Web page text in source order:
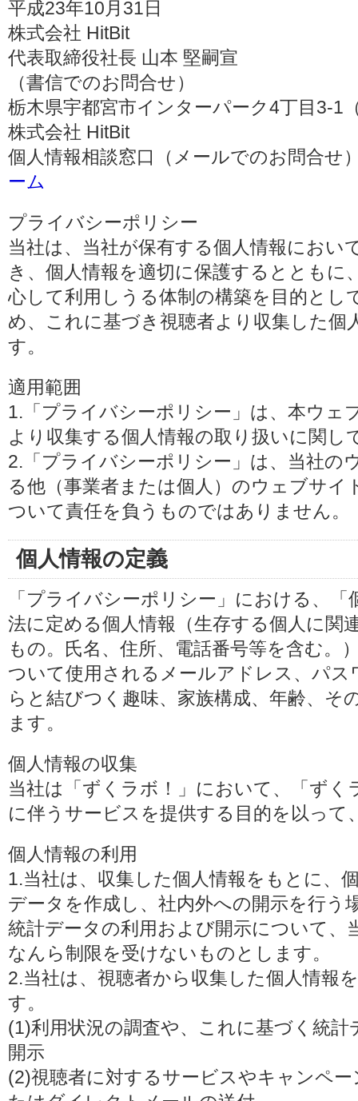
平成23年10月31日
株式会社 HitBit
代表取締役社長 山本 堅嗣宣
（書信でのお問合せ）
栃木県宇都宮市インターパーク4丁目3-1
株式会社 HitBit
個人情報相談窓口（メールでのお問合せ
ーム
プライバシーポリシー
当社は、当社が保有する個人情報におい
き、個人情報を適切に保護するとともに
心して利用しうる体制の構築を目的とし
め、これに基づき視聴者より収集した個
す。
適用範囲
1.「プライバシーポリシー」は、本ウェ
より収集する個人情報の取り扱いに関し
2.「プライバシーポリシー」は、当社の
る他（事業者または個人）のウェブサイ
ついて責任を負うものではありません。
個人情報の定義
「プライバシーポリシー」における、
法に定める個人情報（生存する個人に関
もの。氏名、住所、電話番号等を含む。
ついて使用されるメールアドレス、パ
らと結びつく趣味、家族構成、年齢、そ
ます。
個人情報の収集
当社は「ずくラボ！」において、「ず
に伴うサービスを提供する目的を以って
個人情報の利用
1.当社は、収集した個人情報をもとに、
データを作成し、社内外への開示を行う
統計データの利用および開示について、
なんら制限を受けないものとします。
2.当社は、視聴者から収集した個人情報
す。
(1)利用状況の調査や、これに基づく統
開示
(2)視聴者に対するサービスやキャンペ